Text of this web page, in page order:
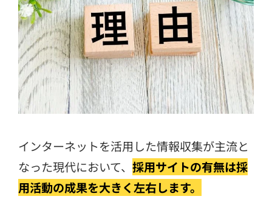
インターネットを活用した情報収集が主流と
なった現代において、 採用サイトの有無は採
用活動の成果を大きく左右します。